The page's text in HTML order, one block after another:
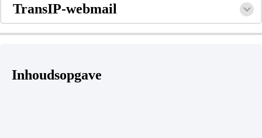
TransIP-webmail
Inhoudsopgave